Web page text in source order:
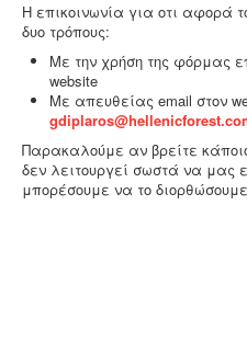
H επικοινωνία για οτι αφορά
δυο τρόπους:
Με την χρήση της φόρμας
website
Με απευθείας email στον
Παρακαλούμε αν βρείτε
δεν λειτουργεί σωστά να μας
μπορέσουμε να το